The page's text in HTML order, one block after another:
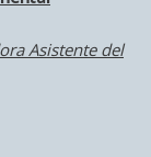
Asistente del